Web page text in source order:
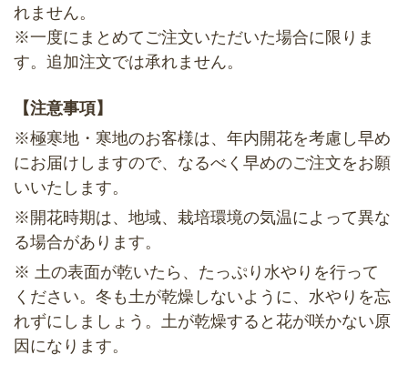
れません。
※一度にまとめてご注文いただいた場合に限りま
す。追加注文では承れません。
【注意事項】
※極寒地・寒地のお客様は、年内開花を考慮し早め
にお届けしますので、なるべく早めのご注文をお願
いいたします。
※開花時期は、地域、栽培環境の気温によって異な
る場合があります。
※ 土の表面が乾いたら、たっぷり水やりを行って
ください。冬も土が乾燥しないように、水やりを忘
れずにしましょう。土が乾燥すると花が咲かない原
因になります。